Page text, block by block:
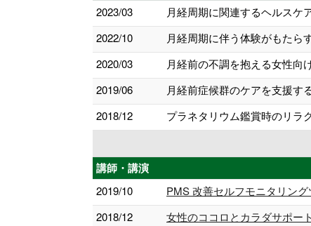
2023/03
月経周期に関連するヘルスケ
2022/10
月経周期に伴う体験がもたら
2020/03
月経前の不調を抱える女性向
2019/06
月経前症候群のケアを支援す
2018/12
プラネタリウム鑑賞時のリラ
講師・講演
2019/10
PMS 改善セルフモニタリン
2018/12
女性のココロとカラダサポー